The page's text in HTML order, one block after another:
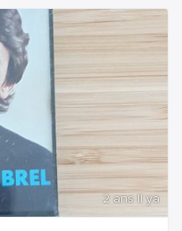
2 ans Il ya